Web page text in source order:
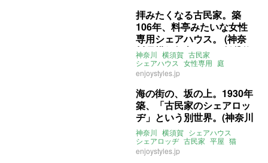
拝みたくなる古民家。築
106年、料亭みたいな女性
専用シェアハウス。 (神奈
川県横須賀市13㎡の賃貸物
件)
神奈川 横須賀 古民家
シェアハウス 女性専用 庭
大家女子 賃貸
enjoystyles.jp
海の街の、坂の上。1930年
築、「古民家のシェアロッ
ヂ」という別世界。(神奈川
県横須賀市10㎡の賃貸物
件)
神奈川 横須賀 シェアハウス
シェアロッヂ 古民家 平屋 猫
女性限定 海
enjoystyles.jp